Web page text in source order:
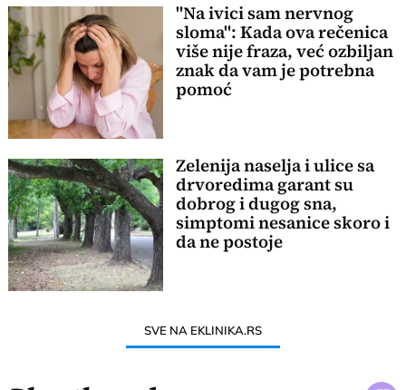
"Na ivici sam nervnog
sloma": Kada ova rečenica
više nije fraza, već ozbiljan
znak da vam je potrebna
pomoć
Zelenija naselja i ulice sa
drvoredima garant su
dobrog i dugog sna,
simptomi nesanice skoro i
da ne postoje
SVE NA EKLINIKA.RS